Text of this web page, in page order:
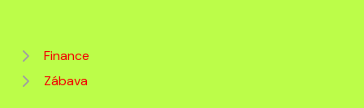
Finance
Zábava